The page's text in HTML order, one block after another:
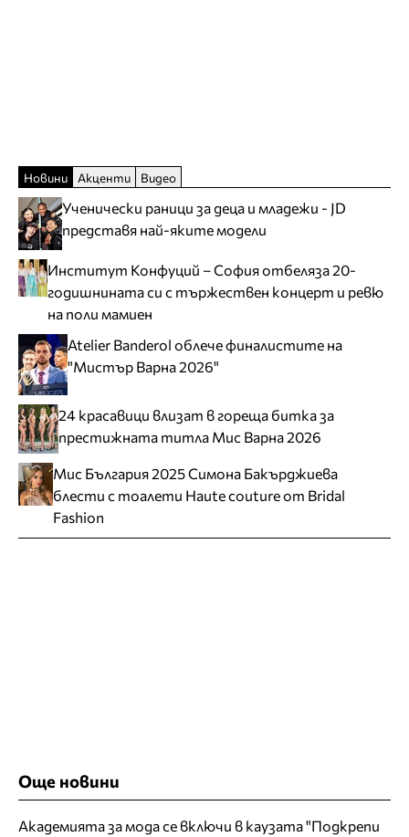
Новини Акценти Видео
Ученически раници за деца и младежи - JD
представя най-яките модели
Институт Конфуций – София отбеляза 20-
годишнината си с тържествен концерт и ревю
на поли мамиен
Atelier Banderol облече финалистите на
"Мистър Варна 2026"
24 красавици влизат в гореща битка за
престижната титла Мис Варна 2026
Мис България 2025 Симона Бакърджиева
блести с тоалети Haute couture от Bridal
Fashion
Още новини
Академията за мода се включи в каузата "Подкрепи